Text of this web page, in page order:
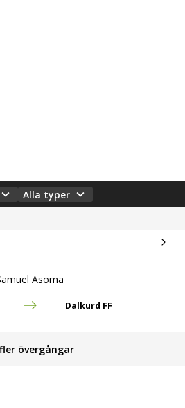
Alla typer
Asoma
Dalkurd FF
övergångar